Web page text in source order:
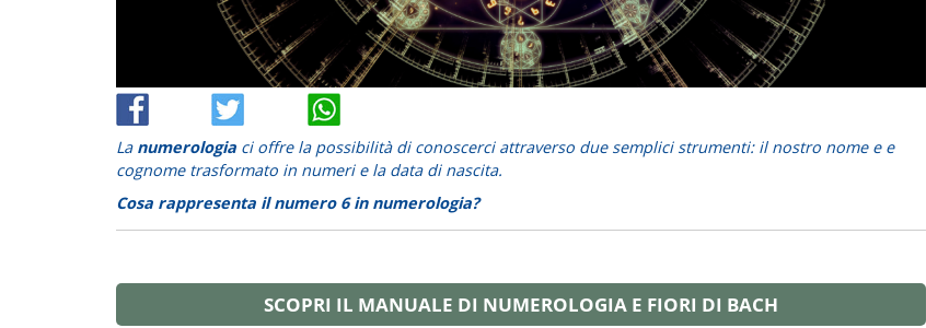
La numerologiaci offre la possibilità di conoscerci attraverso due semplici strumenti: il nostro nome e e
cognome trasformato in numeri e la data di nascita.
Cosa rappresenta il numero 6 in numerologia?
SCOPRI IL MANUALE DI NUMEROLOGIA E FIORI DI BACH